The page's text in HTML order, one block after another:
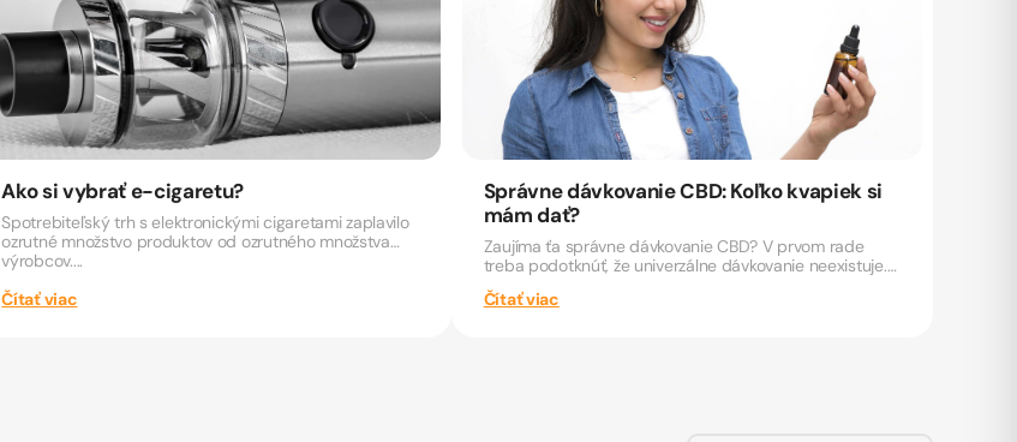
Ako si vybrať e-cigaretu?
Spotrebiteľský trh s elektronickými cigaretami zaplavilo
ozrutné množstvo produktov od ozrutného množstva
výrobcov....
Čítať viac
Správne dávkovanie CBD: Koľko kvapiek si
mám dať?
Zaujíma ťa správne dávkovanie CBD? V prvom rade
treba podotknúť, že univerzálne dávkovanie neexistuje.
A to preto,...
Čítať viac